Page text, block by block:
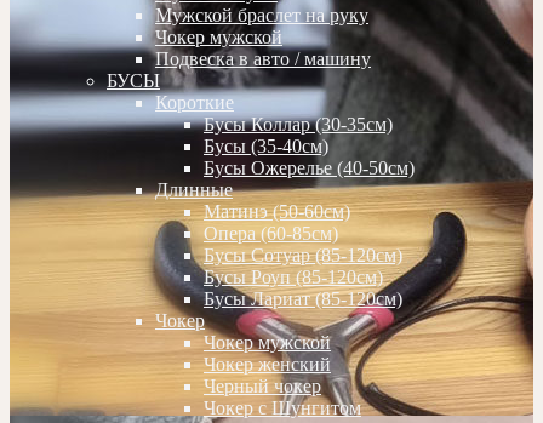
Мужской браслет на руку
Чокер мужской
Подвеска в авто / машину
БУСЫ
Короткие
Бусы Коллар (30-35см)
Бусы (35-40см)
Бусы Ожерелье (40-50см)
Длинные
Матинэ (50-60см)
Опера (60-85см)
Бусы Сотуар (85-120см)
Бусы Роуп (85-120см)
Бусы Лариат (85-120см)
Чокер
Чокер мужской
Чокер женский
Черный чокер
Чокер с Шунгитом